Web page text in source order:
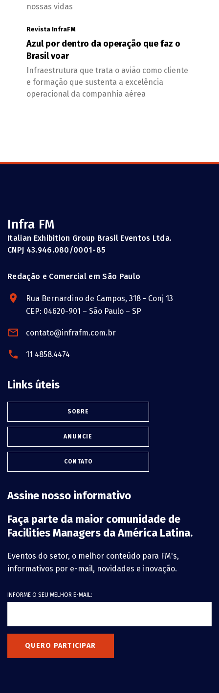
nossas vidas
Revista InfraFM
Azul por dentro da operação que faz o
Brasil voar
Infraestrutura que trata o avião como cliente
e formação que sustenta a excelência
operacional da companhia aérea
Infra FM
Italian Exhibition Group Brasil Eventos Ltda.
CNPJ 43.946.080/0001-85
Redação e Comercial em São Paulo
Rua Bernardino de Campos, 318 - Conj 13
CEP: 04620-901 – São Paulo – SP
contato@infrafm.com.br
11 4858.4474
Links úteis
SOBRE
ANUNCIE
CONTATO
Assine nosso informativo
Faça parte da maior comunidade de
Facilities Managers da América Latina.
Eventos do setor, o melhor conteúdo para FM's,
informativos por e-mail, novidades e inovação.
INFORME O SEU MELHOR E-MAIL:
QUERO PARTICIPAR